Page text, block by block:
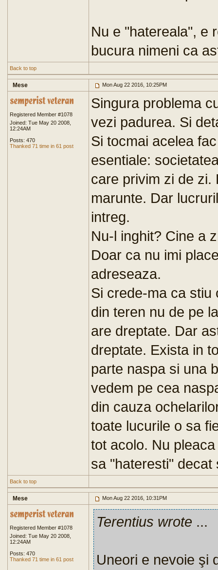
Nu e "hatereala", e
bucura nimeni ca
Back to top
Mese Mon Aug 22 2016, 10:25PM
Registered Member #1078
Joined: Tue May 20 2008,
12:24AM
Posts: 470
Thanked 71 time in 61 post
Singura problema
vezi padurea. Si
Si tocmai acelea
esentiale:
care privim zi de zi.
marunte. Dar
intreg.
Nu-l inghit? Cine a
Doar ca nu imi
adreseaza.
Si crede-ma ca stiu
din teren nu de pe
are dreptate. Dar
dreptate. Exista in
parte naspa si una
vedem pe cea
din cauza
toate lucurile o sa
tot acolo. Nu
sa "hateresti"
Back to top
Mese Mon Aug 22 2016, 10:31PM
Registered Member #1078
Joined: Tue May 20 2008,
12:24AM
Posts: 470
Thanked 71 time in 61 post
Terentius wrote ...
Uneori e nevoie şi